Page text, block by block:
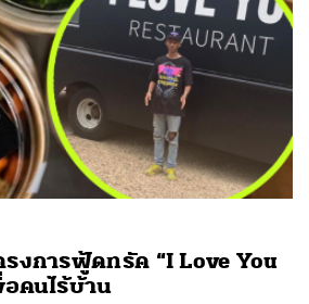
รงการฟู้ดทรัค “I Love You
คนไร้บ้าน